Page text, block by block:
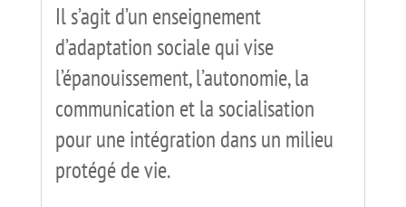
Il s’agit d’un enseignement
d’adaptation sociale qui vise
l’épanouissement, l’autonomie, la
communication et la socialisation
pour une intégration dans un milieu
protégé de vie.